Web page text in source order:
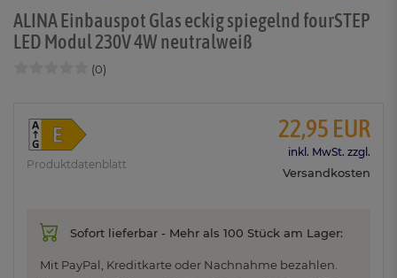
ALINA Einbauspot Glas eckig spiegelnd fourSTEP
LED Modul 230V 4W neutralweiß
(0)
Produktdatenblatt
22,95 EUR
inkl. MwSt. zzgl.
Versandkosten
Sofort lieferbar - Mehr als 100 Stück am Lager:
Mit PayPal, Kreditkarte oder Nachnahme bezahlen.